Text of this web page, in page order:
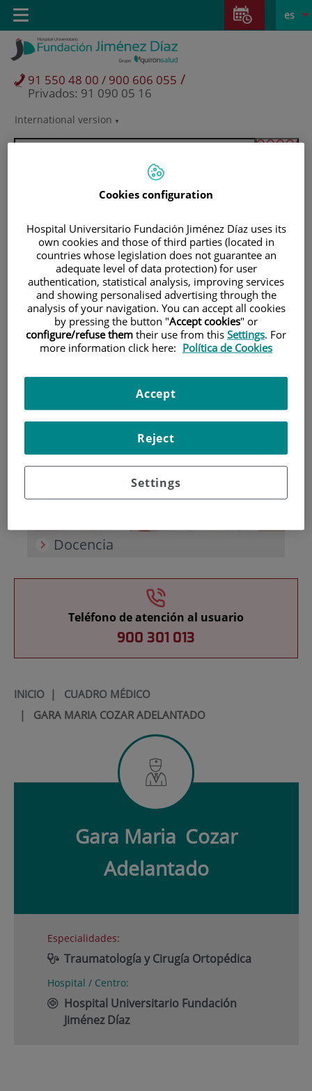
Saltar al contenido
Saltar
contenido
Selector
activo
es
International version
91 550 48 00 / 900 606 055 /
Privados: 91 090 05 16
Toggle
navigation
Pacientes y visitantes
Investigación
Docencia
Teléfono de atención al usuario
900 301 013
INICIO| CUADRO MÉDICO
| GARA MARIA COZAR ADELANTADO
Gara Maria Cozar
Adelantado
Especialidades:
Traumatología y Cirugía Ortopédica
Hospital / Centro:
Hospital Universitario Fundación
Jiménez Díaz
Cookies configuration
Hospital Universitario Fundación Jiménez Díaz uses its
own cookies and those of third parties (located in
countries whose legislation does not guarantee an
adequate level of data protection) for user
authentication, statistical analysis, improving services
and showing personalised advertising through the
analysis of your navigation. You can accept all cookies
by pressing the button "Accept cookies" or
configure/refuse them their use from this Settings. For
more information click here: Política de Cookies
Settings
Reject
Accept